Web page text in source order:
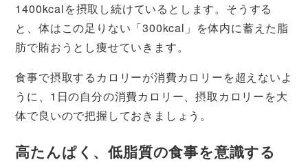
1400kcalを摂取し続けているとします。そうする
と、体はこの足りない「300kcal」を体内に蓄えた脂
肪で賄おうとし痩せていきます。
食事で摂取するカロリーが消費カロリーを超えないよ
うに、1日の自分の消費カロリー、摂取カロリーを大
体で良いので把握しておきましょう。
高たんぱく、低脂質の食事を意識する